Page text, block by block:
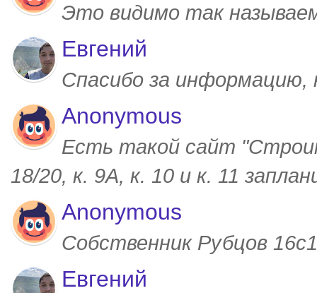
Это видимо так
Евгений
Спасибо за
Anonymous
Есть такой сайт
18/20, к. 9А, к. 10 и к. 11
Anonymous
Собственник Рубцов
Евгений